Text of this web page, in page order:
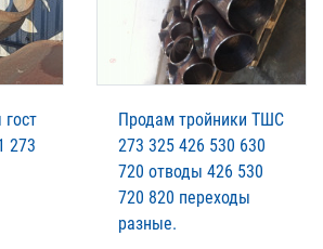
273
Продам тройники ТШС
273 325 426 530 630
720 отводы 426 530
720 820 переходы
разные.